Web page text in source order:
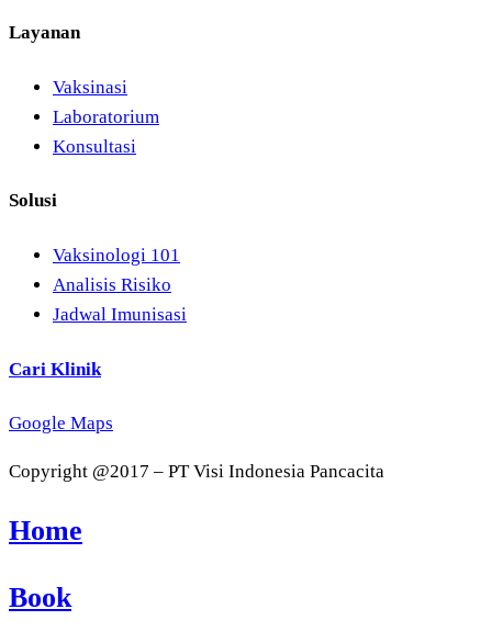
Layanan
Vaksinasi
Laboratorium
Konsultasi
Solusi
Vaksinologi 101
Analisis Risiko
Jadwal Imunisasi
Cari Klinik
Google Maps
Copyright @2017 – PT Visi Indonesia Pancacita
Home
Book